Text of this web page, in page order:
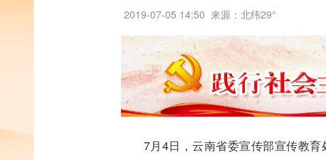
2019-07-05 14:50 来源：北纬29°
7月4日，云南省委宣传部宣传教